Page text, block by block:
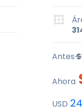
Antes
Ahora
USD